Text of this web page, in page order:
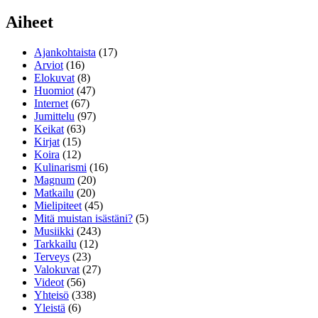
Aiheet
Ajankohtaista (17)
Arviot (16)
Elokuvat (8)
Huomiot (47)
Internet (67)
Jumittelu (97)
Keikat (63)
Kirjat (15)
Koira (12)
Kulinarismi (16)
Magnum (20)
Matkailu (20)
Mielipiteet (45)
Mitä muistan isästäni? (5)
Musiikki (243)
Tarkkailu (12)
Terveys (23)
Valokuvat (27)
Videot (56)
Yhteisö (338)
Yleistä (6)